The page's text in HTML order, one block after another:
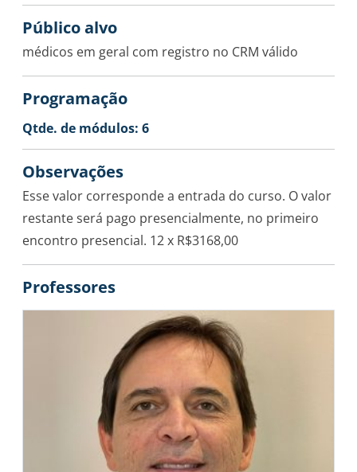
Público alvo
médicos em geral com registro no CRM válido
Programação
Qtde. de módulos: 6
Observações
Esse valor corresponde a entrada do curso. O valor
restante será pago presencialmente, no primeiro
encontro presencial. 12 x R$3168,00
Professores